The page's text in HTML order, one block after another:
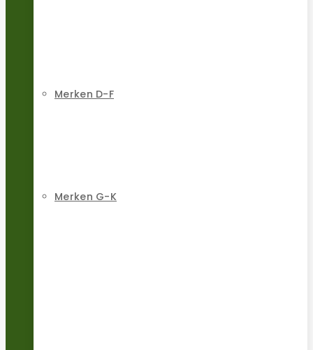
Merken D-F
Merken G-K